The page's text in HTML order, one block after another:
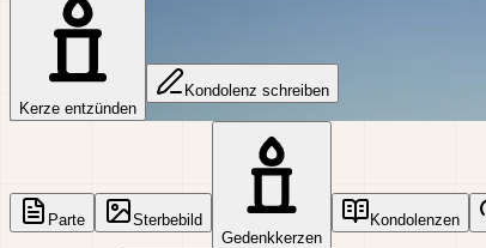
Kerze entzünden
Kondolenz schreiben
Parte
Sterbebild
Gedenkkerzen
Kondolenzen